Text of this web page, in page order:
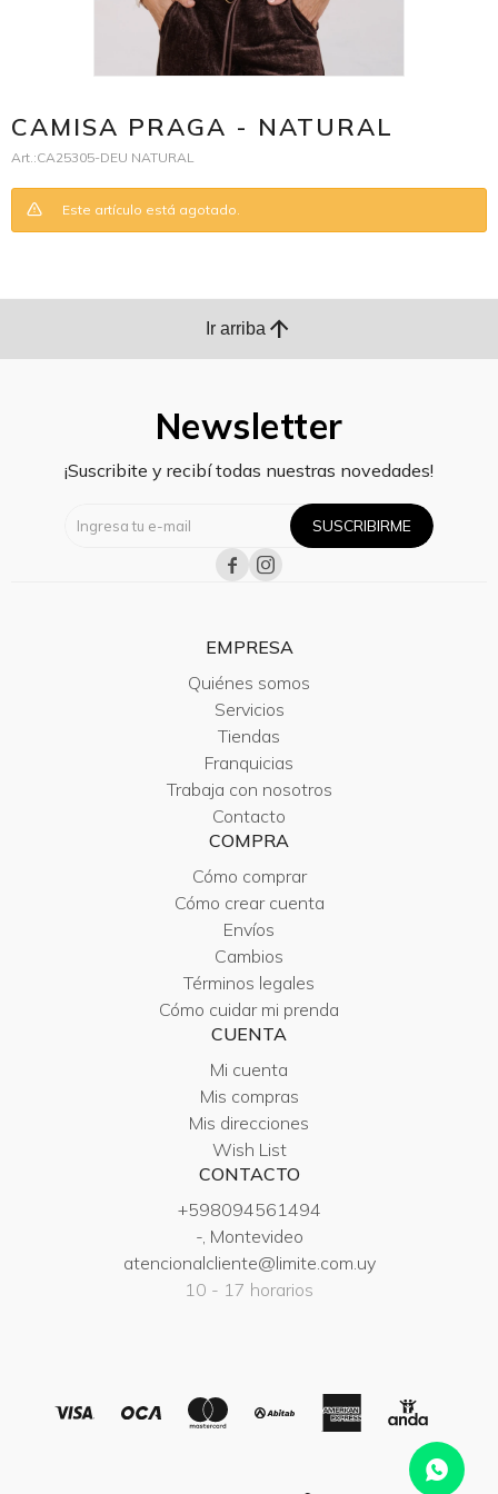
CAMISA PRAGA - NATURAL
CA25305-DEU NATURAL
Este artículo está agotado.
Ir arriba arrow_upward
Newsletter
¡Suscribite y recibí todas nuestras novedades!
SUSCRIBIRME
 
EMPRESA
Quiénes somos
Servicios
Tiendas
Franquicias
Trabaja con nosotros
Contacto
COMPRA
Cómo comprar
Cómo crear cuenta
Envíos
Cambios
Términos legales
Cómo cuidar mi prenda
CUENTA
Mi cuenta
Mis compras
Mis direcciones
Wish List
CONTACTO
+598094561494
-, Montevideo
atencionalcliente@limite.com.uy
10 - 17 horarios